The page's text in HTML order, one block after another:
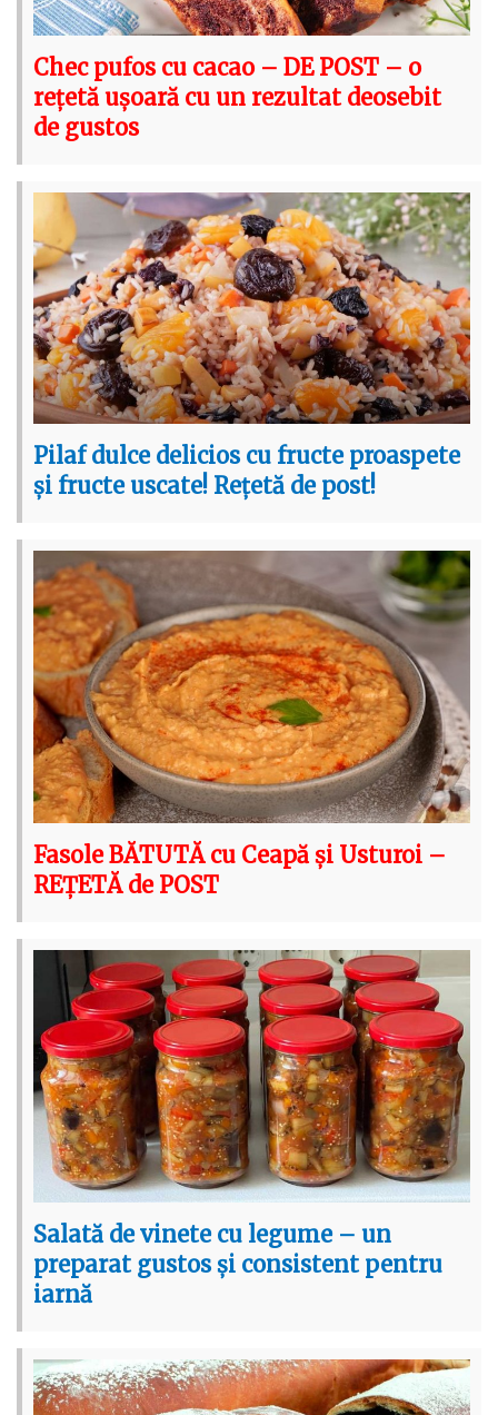
Chec pufos cu cacao – DE POST – o
rețetă ușoară cu un rezultat deosebit
de gustos
Pilaf dulce delicios cu fructe proaspete
și fructe uscate! Rețetă de post!
Fasole BĂTUTĂ cu Ceapă și Usturoi –
REȚETĂ de POST
Salată de vinete cu legume – un
preparat gustos și consistent pentru
iarnă